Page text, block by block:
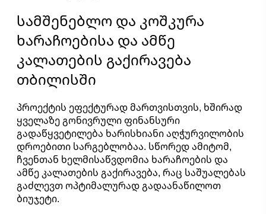
სამშენებლო და კოშკურა
ხარაჩოებისა და ამწე
კალათების გაქირავება
თბილისში
პროექტის ეფექტურად მართვისთვის, ხშირად
ყველაზე გონივრული ფინანსური
გადაწყვეტილება ხარისხიანი აღჭურვილობის
დროებითი სარგებლობაა. სწორედ ამიტომ,
ჩვენთან ხელმისაწვდომია ხარაჩოების და
ამწე კალათების გაქირავება, რაც საშუალებას
გაძლევთ ოპტიმალურად გადაანაწილოთ
ბიუჯეტი.